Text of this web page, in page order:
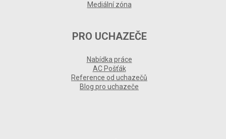
Mediální zóna
PRO UCHAZEČE
Nabídka práce
AC Pošťák
Reference od uchazečů
Blog pro uchazeče